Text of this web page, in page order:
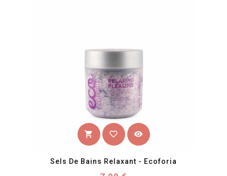
shopping_cart favorite_border visibility
Sels De Bains Relaxant - Ecoforia